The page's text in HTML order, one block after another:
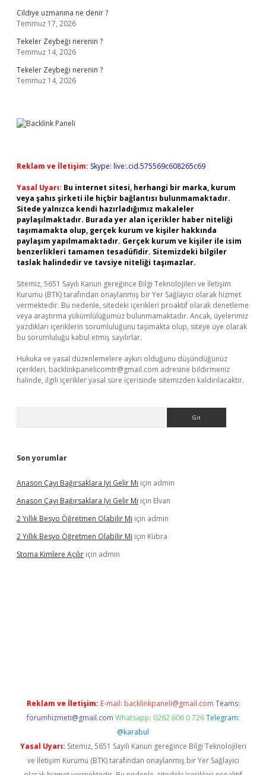
Cildiye uzmanına ne denir ?
Temmuz 17, 2026
Tekeler Zeybeği nerenin ?
Temmuz 14, 2026
Tekeler Zeybeği nerenin ?
Temmuz 14, 2026
Reklam ve İletişim: Skype: live:.cid.575569c608265c69
Yasal Uyarı: Bu internet sitesi, herhangi bir marka, kurum
veya şahıs şirketi ile hiçbir bağlantısı bulunmamaktadır.
Sitede yalnızca kendi hazırladığımız makaleler
paylaşılmaktadır. Burada yer alan içerikler haber niteliği
taşımamakta olup, gerçek kurum ve kişiler hakkında
paylaşım yapılmamaktadır. Gerçek kurum ve kişiler ile isim
benzerlikleri tamamen tesadüfidir. Sitemizdeki bilgiler
taslak halindedir ve tavsiye niteliği taşımazlar.
Sitemiz, 5651 Sayılı Kanun gereğince Bilgi Teknolojileri ve İletişim
Kurumu (BTK) tarafından onaylanmış bir Yer Sağlayıcı olarak hizmet
vermektedir. Bu nedenle, sitedeki içerikleri proaktif olarak denetleme
veya araştırma yükümlülüğümüz bulunmamaktadır. Ancak, üyelerimiz
yazdıkları içeriklerin sorumluluğunu taşımakta olup, siteye üye olarak
bu sorumluluğu kabul etmiş sayılırlar.
Hukuka ve yasal düzenlemelere aykırı olduğunu düşündüğünüz
içerikleri, backlinkpanelicomtr@gmail.com adresine bildirmeniz
halinde, ilgili içerikler yasal süre içerisinde sitemizden kaldırılacaktır.
Son yorumlar
Anason Çayı Bağırsaklara Iyi Gelir Mi için admin
Anason Çayı Bağırsaklara Iyi Gelir Mi için Elvan
2 Yıllık Besyo Öğretmen Olabilir Mi için admin
2 Yıllık Besyo Öğretmen Olabilir Mi için Kübra
Stoma Kimlere Açılır için admin
Reklam ve İletişim: E-mail: backlinkpaneli@gmail.com Teams:
forumhizmeti@gmail.com Whatsapp: 0262 606 0 726 Telegram:
@karabul
Yasal Uyarı: Sitemiz, 5651 Sayılı Kanun gereğince Bilgi Teknolojileri
ve İletişim Kurumu (BTK) tarafından onaylanmış bir Yer Sağlayıcı